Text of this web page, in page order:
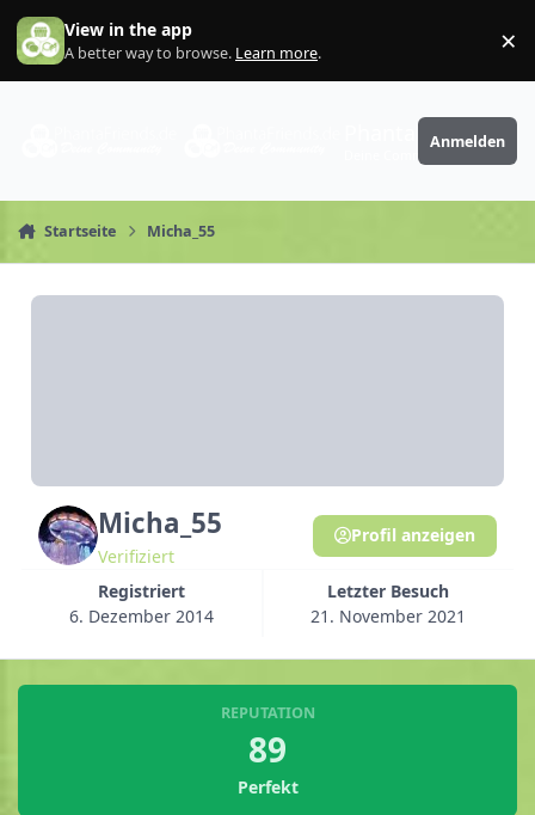
Zum Inhalt springen
View in the app
A better way to browse. Learn more. ×
PhantaFriends.de
Anmelden
Startseite Micha_55
Micha_55
Verifiziert
Registriert
6. Dezember 2014
Letzter Besuch
21. November 2021
Profil anzeigen
REPUTATION
89
Perfekt